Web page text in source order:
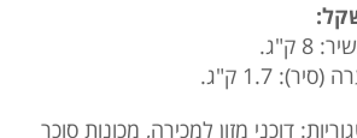
8 ק"ג.
(סיר): 1.7 ק"ג.
דוכני מזון למכירה, מכונות סוכר